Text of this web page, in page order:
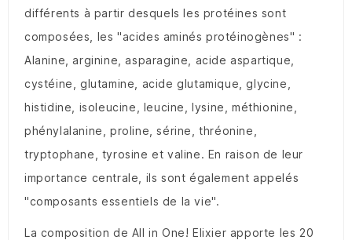
différents à partir desquels les protéines sont
composées, les "acides aminés protéinogènes" :
Alanine, arginine, asparagine, acide aspartique,
cystéine, glutamine, acide glutamique, glycine,
histidine, isoleucine, leucine, lysine, méthionine,
phénylalanine, proline, sérine, thréonine,
tryptophane, tyrosine et valine. En raison de leur
importance centrale, ils sont également appelés
"composants essentiels de la vie".
La composition de All in One! Elixier apporte les 20